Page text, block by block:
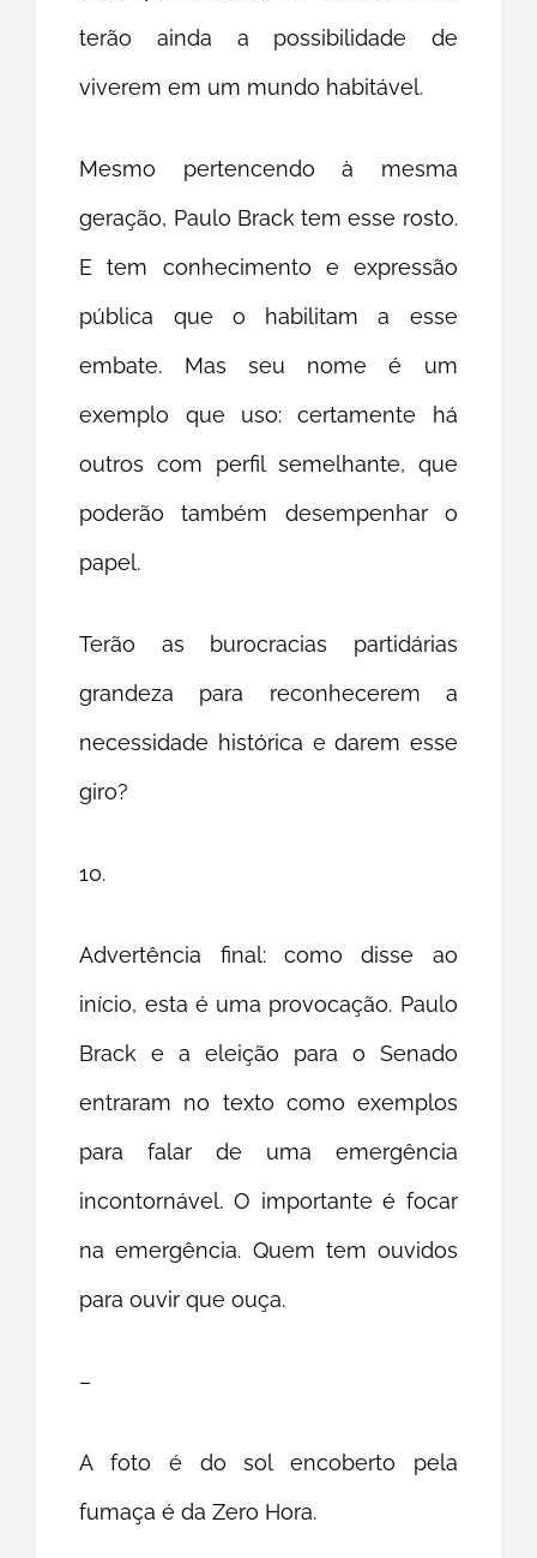
terão ainda a possibilidade de
viverem em um mundo habitável.
Mesmo pertencendo à mesma
geração, Paulo Brack tem esse rosto.
E tem conhecimento e expressão
pública que o habilitam a esse
embate. Mas seu nome é um
exemplo que uso: certamente há
outros com perfil semelhante, que
poderão também desempenhar o
papel.
Terão as burocracias partidárias
grandeza para reconhecerem a
necessidade histórica e darem esse
giro?
10.
Advertência final: como disse ao
início, esta é uma provocação. Paulo
Brack e a eleição para o Senado
entraram no texto como exemplos
para falar de uma emergência
incontornável. O importante é focar
na emergência. Quem tem ouvidos
para ouvir que ouça.
–
A foto é do sol encoberto pela
fumaça é da Zero Hora.